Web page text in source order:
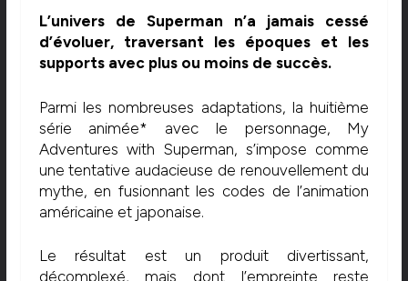
L’univers de Superman n’a jamais cessé
d’évoluer, traversant les époques et les
supports avec plus ou moins de succès.
Parmi les nombreuses adaptations, la huitième
série animée* avec le personnage, My
Adventures with Superman, s’impose comme
une tentative audacieuse de renouvellement du
mythe, en fusionnant les codes de l’animation
américaine et japonaise.
Le résultat est un produit divertissant,
décomplexé, mais dont l’empreinte reste